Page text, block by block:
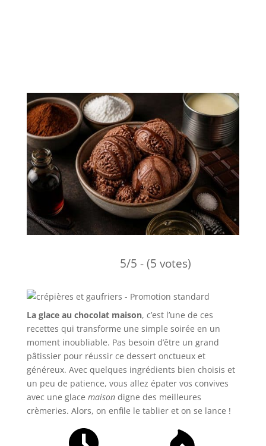
5/5 - (5 votes)
La glace au chocolat maison, c’est l’une de ces
recettes qui transforme une simple soirée en un
moment inoubliable. Pas besoin d’être un grand
pâtissier pour réussir ce dessert onctueux et
généreux. Avec quelques ingrédients bien choisis et
un peu de patience, vous allez épater vos convives
avec une glace maisondigne des meilleures
crèmeries. Alors, on enfile le tablier et on se lance !